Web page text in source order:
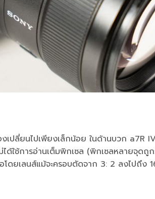
เปลี่ยนไปเพียงเล็กน้อย ในด้านบวก a7R
ด้ใช้การอ่านเต็มพิกเซล (พิกเซลหลายจุดถู
ดยเลนส์แม้จะครอบตัดจาก 3: 2 ลงไปถึง